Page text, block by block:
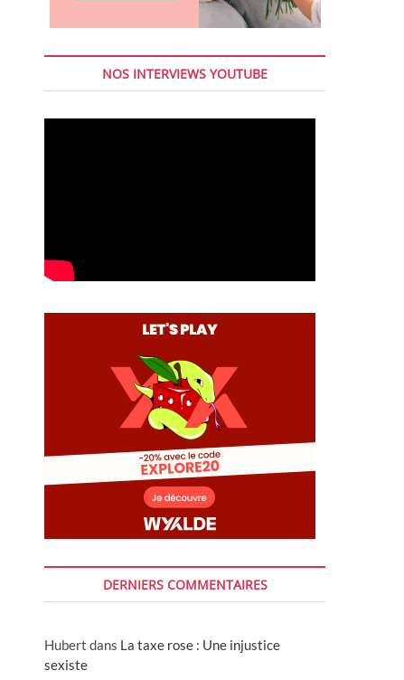
NOS INTERVIEWS YOUTUBE
DERNIERS COMMENTAIRES
Hubert dans La taxe rose : Une injustice
sexiste